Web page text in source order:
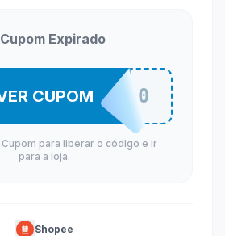
Cupom Expirado
MUELFOG30
CUPOM
Cupom para liberar o código e ir
para a loja.
Shopee